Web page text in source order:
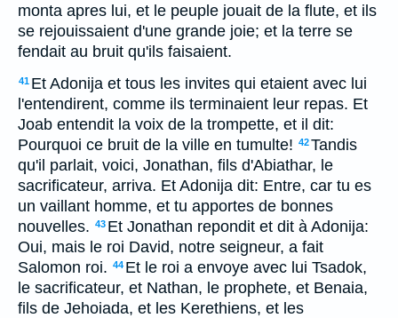
monta apres lui, et le peuple jouait de la flute, et ils
se rejouissaient d'une grande joie; et la terre se
fendait au bruit qu'ils faisaient.
41 Et Adonija et tous les invites qui etaient avec lui
l'entendirent, comme ils terminaient leur repas. Et
Joab entendit la voix de la trompette, et il dit:
Pourquoi ce bruit de la ville en tumulte! 42Tandis
qu'il parlait, voici, Jonathan, fils d'Abiathar, le
sacrificateur, arriva. Et Adonija dit: Entre, car tu es
un vaillant homme, et tu apportes de bonnes
nouvelles. 43 Et Jonathan repondit et dit à Adonija:
Oui, mais le roi David, notre seigneur, a fait
Salomon roi. 44 Et le roi a envoye avec lui Tsadok,
le sacrificateur, et Nathan, le prophete, et Benaia,
fils de Jehoiada, et les Kerethiens, et les